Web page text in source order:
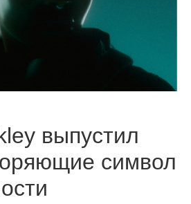
выпустил
символ